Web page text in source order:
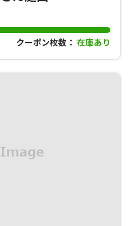
クーポン枚数： 在庫あり